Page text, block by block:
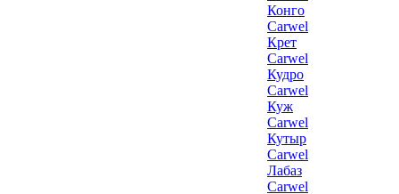
Конго
Carwel
Крет
Carwel
Кудро
Carwel
Куж
Carwel
Кутыр
Carwel
Лабаз
Carwel